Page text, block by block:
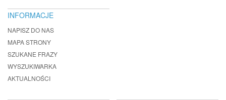
INFORMACJE
NAPISZ DO NAS
MAPA STRONY
SZUKANE FRAZY
WYSZUKIWARKA
AKTUALNOŚCI